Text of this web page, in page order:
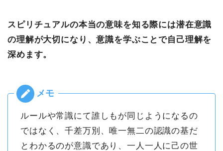
スピリチュアルの本当の意味を知る際には潜在意識
の理解が大切になり、意識を学ぶことで自己理解を
深めます。
ルールや常識にて誰しもが同じようになるの
ではなく、千差万別、唯一無二の認識の基だ
とわかるのが意識であり、一人一人に己の世